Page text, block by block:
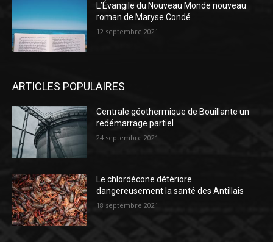
L’Évangile du Nouveau Monde nouveau
roman de Maryse Condé
12 septembre 2021
ARTICLES POPULAIRES
Centrale géothermique de Bouillante un
redémarrage partiel
24 septembre 2021
Le chlordécone détériore
dangereusement la santé des Antillais
18 septembre 2021